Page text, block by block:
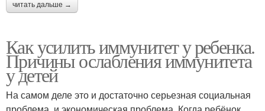
читать дальше →
Как усилить иммунитет у ребенка.
Причины ослабления иммунитета
у детей
На самом деле это и достаточно серьезная социальная